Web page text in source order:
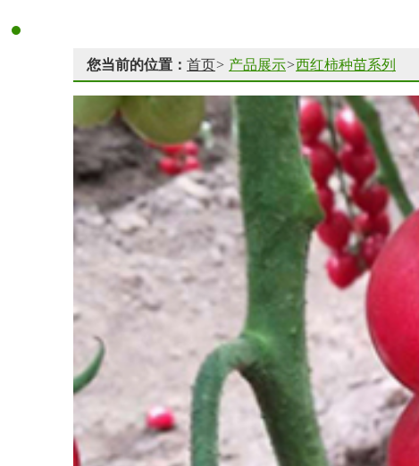
您当前的位置： 首页> 产品展示>西红柿种苗系列